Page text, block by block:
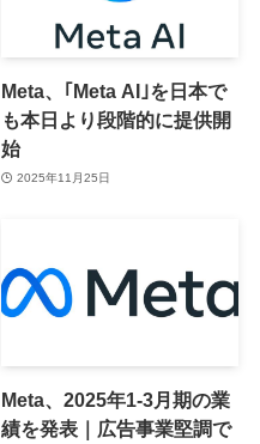
Meta、｢Meta AI｣を日本で
も本日より段階的に提供開
始
2025年11月25日
Meta、2025年1-3月期の業
績を発表｜広告事業堅調で